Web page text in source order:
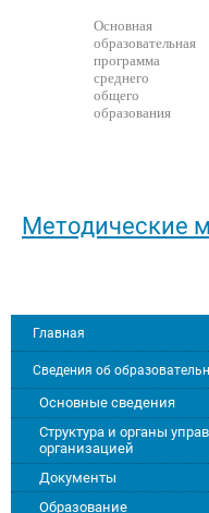
Основная
образовательная
программа
среднего
общего
образования
Методические
Главная
Сведения об
Основные сведения
Структура и органы
организацией
Документы
Образование